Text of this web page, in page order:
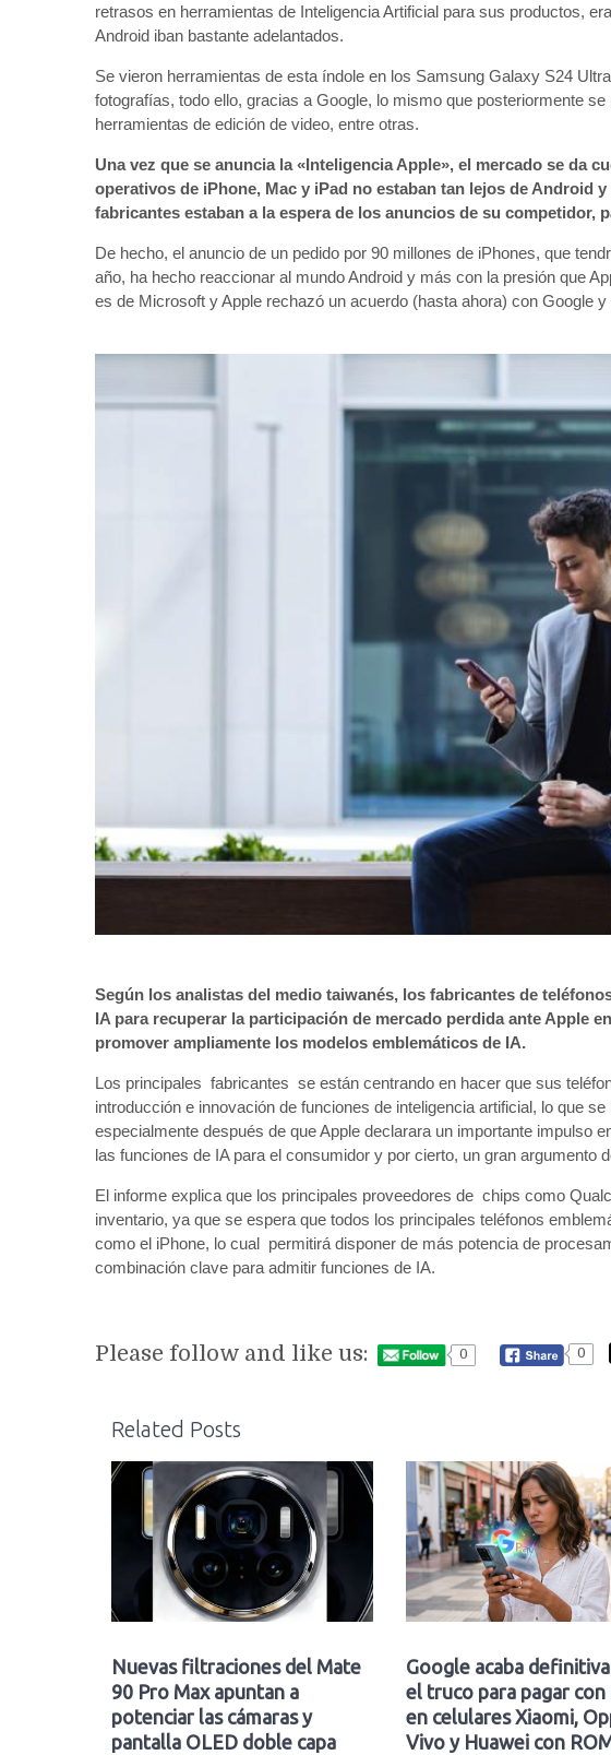
retrasos en herramientas de Inteligencia Artificial para sus productos,
Android iban bastante adelantados.
Se vieron herramientas de esta índole en los Samsung Galaxy S24
fotografías, todo ello, gracias a Google, lo mismo que posteriormente
herramientas de edición de video, entre otras.
Una vez que se anuncia la «Inteligencia Apple», el mercado se da
operativos de iPhone, Mac y iPad no estaban tan lejos de Android y
fabricantes estaban a la espera de los anuncios de su competidor,
De hecho, el anuncio de un pedido por 90 millones de iPhones, que
año, ha hecho reaccionar al mundo Android y más con la presión que
es de Microsoft y Apple rechazó un acuerdo (hasta ahora) con Google y
Según los analistas del medio taiwanés, los fabricantes de
IA para recuperar la participación de mercado perdida ante Apple
promover ampliamente los modelos emblemáticos de IA.
Los principales fabricantes se están centrando en hacer que sus
introducción e innovación de funciones de inteligencia artificial, lo que
especialmente después de que Apple declarara un importante impulso
las funciones de IA para el consumidor y por cierto, un gran argumento
El informe explica que los principales proveedores de chips como
inventario, ya que se espera que todos los principales teléfonos
como el iPhone, lo cual permitirá disponer de más potencia de
combinación clave para admitir funciones de IA.
Please follow and like us: 0 0
Related Posts
Nuevas filtraciones del Mate
90 Pro Max apuntan a
potenciar las cámaras y
pantalla OLED doble capa
Google acaba
el truco para pagar con
en celulares Xiaomi,
Vivo y Huawei con